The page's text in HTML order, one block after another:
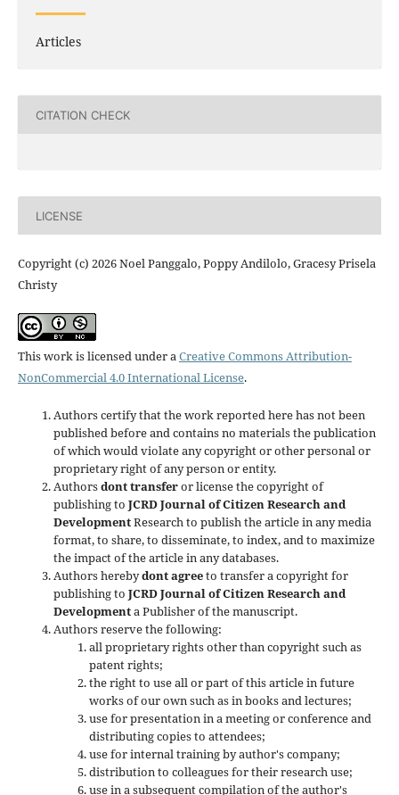
Articles
CITATION CHECK
LICENSE
Copyright (c) 2026 Noel Panggalo, Poppy Andilolo, Gracesy Prisela
Christy
This work is licensed under aCreative Commons Attribution-
NonCommercial 4.0 International License.
Authors certify that the work reported here has not been
published before and contains no materials the publication
of which would violate any copyright or other personal or
proprietary right of any person or entity.
Authorsdont transferor license the copyright of
publishing to JCRD Journal of Citizen Research and
DevelopmentResearch to publish the article in any media
format, to share, to disseminate, to index, and to maximize
the impact of the article in any databases.
Authors herebydont agreeto transfer a copyright for
publishing to JCRD Journal of Citizen Research and
Developmenta Publisher of the manuscript.
Authors reserve the following:
all proprietary rights other than copyright such as
patent rights;
the right to use all or part of this article in future
works of our own such as in books and lectures;
use for presentation in a meeting or conference and
distributing copies to attendees;
use for internal training by author's company;
distribution to colleagues for their research use;
use in a subsequent compilation of the author's